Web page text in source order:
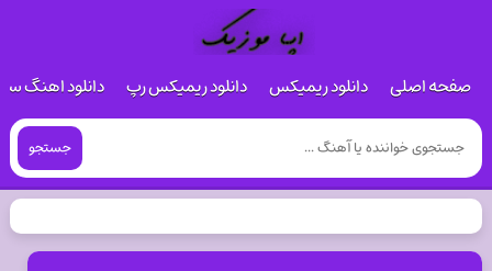
صفحه اصلی دانلود ریمیکس دانلود ریمیکس رپ دانلود اهنگ
جستجو